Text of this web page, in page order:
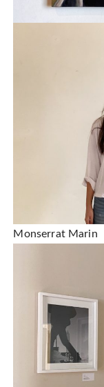
Monserrat Marin